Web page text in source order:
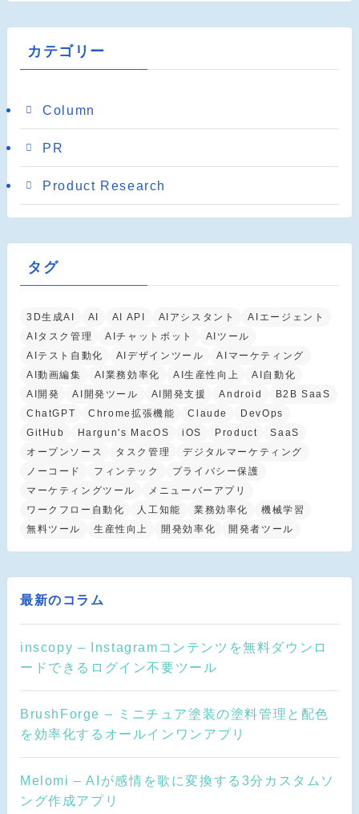
カテゴリー
Column
PR
Product Research
タグ
3D生成AI AI AI API AIアシスタント
AIエージェント
AIタスク管理
AIチャットボット
AIツール
AIテスト自動化
AIデザインツール
AIマーケティング
AI動画編集
AI業務効率化 AI生産性向上
AI自動化
AI開発
AI開発ツール AI開発支援 Android
B2B SaaS
ChatGPT
Chrome拡張機能 Claude
DevOps
GitHub
Hargun's MacOS iOS Product
SaaS
オープンソース
タスク管理
デジタルマーケティング
ノーコード
フィンテック
プライバシー保護
マーケティングツール
メニューバーアプリ
ワークフロー自動化
人工知能 業務効率化
機械学習
無料ツール
生産性向上 開発効率化 開発者ツール
最新のコラム
inscopy – Instagramコンテンツを無料ダウンロ
ードできるログイン不要ツール
BrushForge – ミニチュア塗装の塗料管理と配色
を効率化するオールインワンアプリ
Melomi – AIが感情を歌に変換する3分カスタムソ
ング作成アプリ